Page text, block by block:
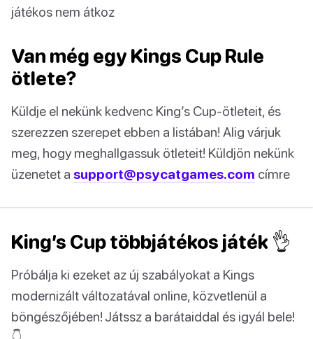
játékos nem átkoz
Van még egy Kings Cup Rule
ötlete?
Küldje el nekünk kedvenc King’s Cup-ötleteit, és
szerezzen szerepet ebben a listában! Alig várjuk
meg, hogy meghallgassuk ötleteit! Küldjön nekünk
üzenetet a support@psycatgames.com címre
King’s Cup többjátékos játék 👌
Próbálja ki ezeket az új szabályokat a Kings
modernizált változatával online, közvetlenül a
böngészőjében! Játssz a barátaiddal és igyál bele!